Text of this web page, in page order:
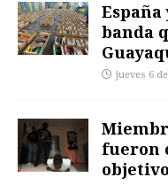
banda
jueves 6
fueron